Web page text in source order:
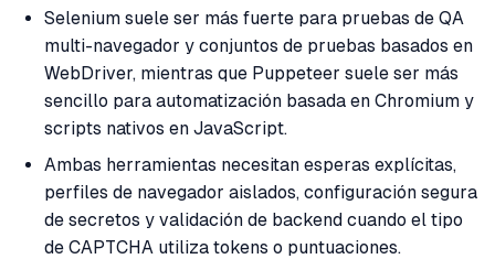
Selenium suele ser más fuerte para pruebas de QA
multi-navegador y conjuntos de pruebas basados en
WebDriver, mientras que Puppeteer suele ser más
sencillo para automatización basada en Chromium y
scripts nativos en JavaScript.
Ambas herramientas necesitan esperas explícitas,
perfiles de navegador aislados, configuración segura
de secretos y validación de backend cuando el tipo
de CAPTCHA utiliza tokens o puntuaciones.